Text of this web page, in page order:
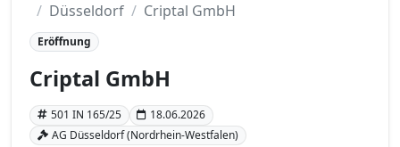
Düsseldorf
Criptal GmbH
Eröffnung
Criptal GmbH
501 IN 165/25
18.06.2026
AG Düsseldorf (Nordrhein-Westfalen)